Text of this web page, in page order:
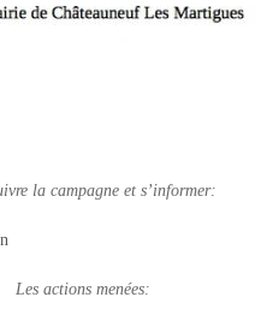
la campagne et s’informer:
Les actions menées: